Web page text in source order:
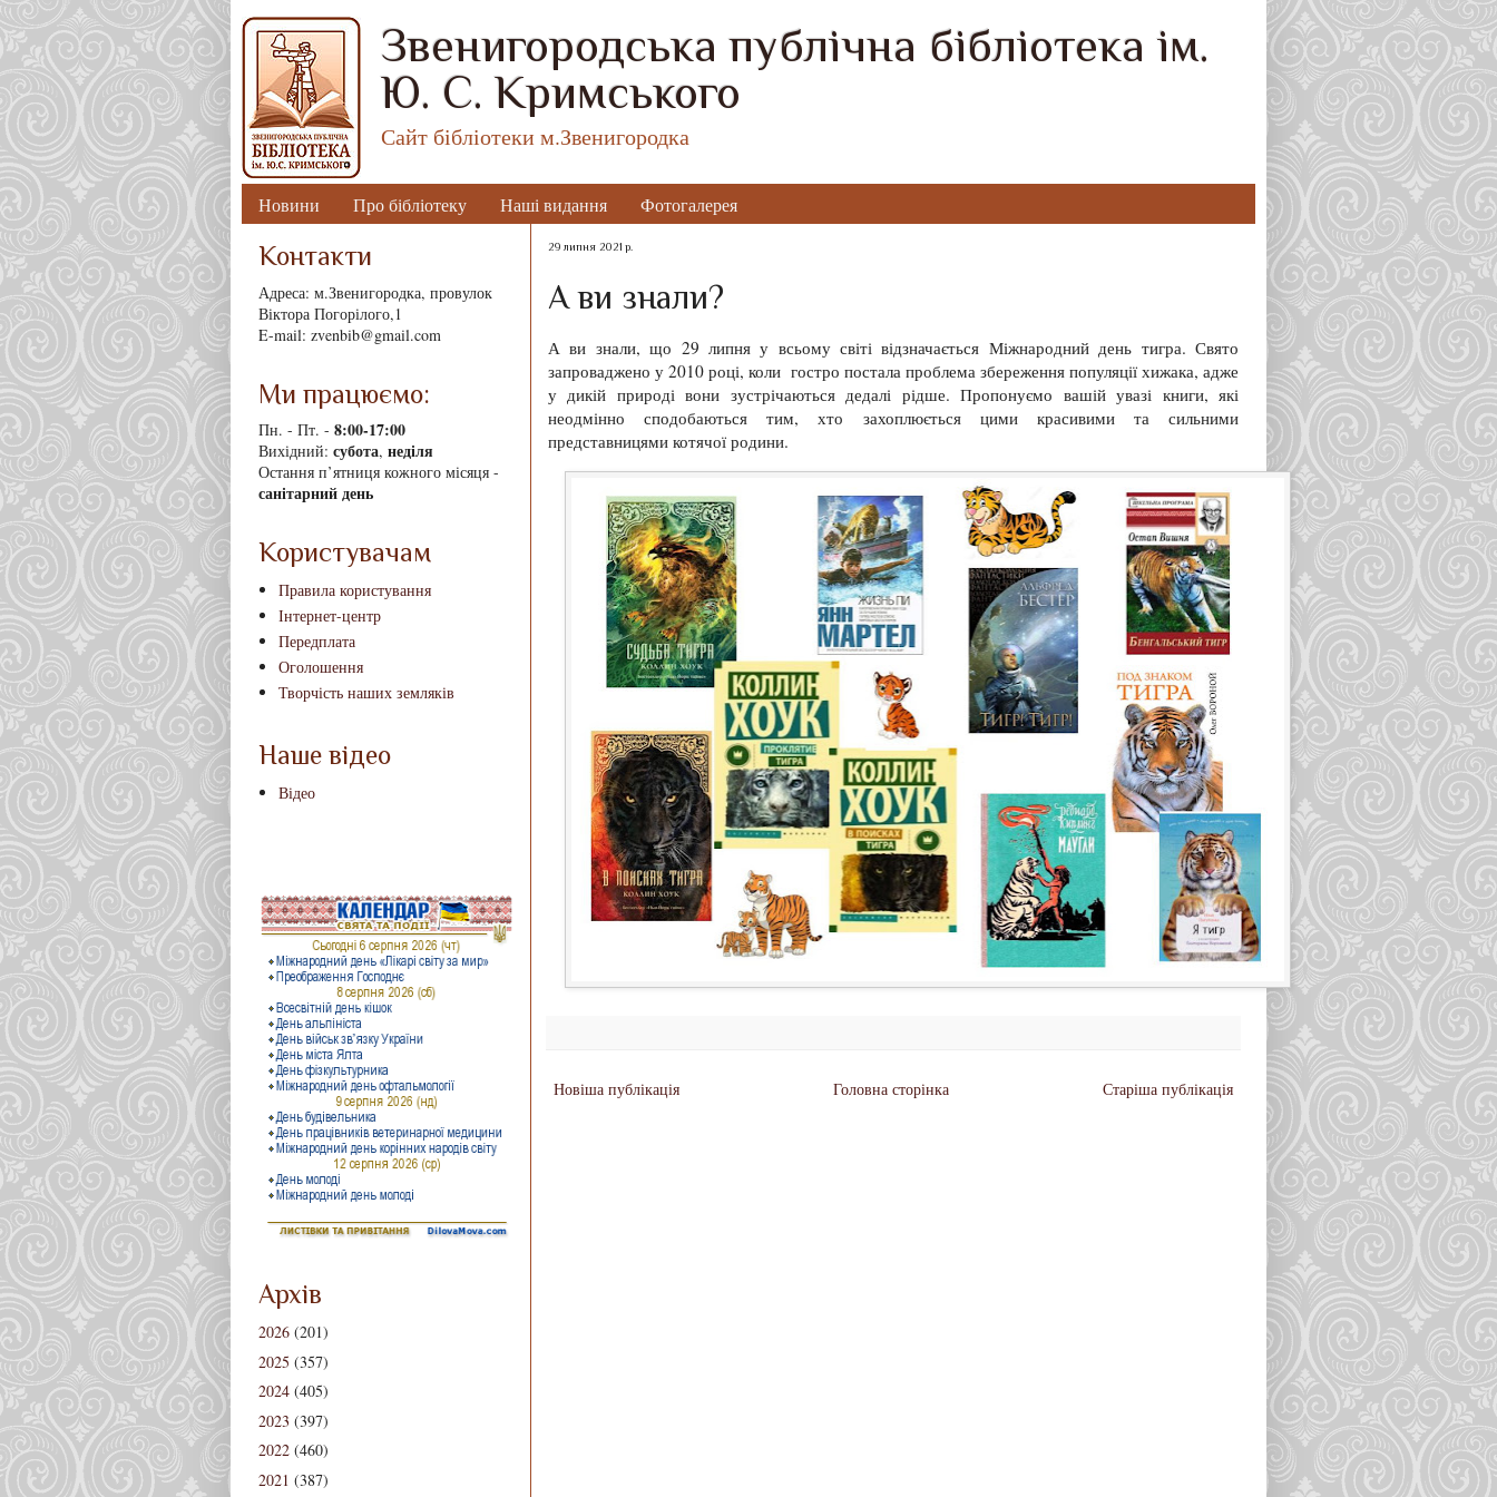
Звенигородська публічна бібліотека ім.
Ю. С. Кримського
Сайт бібліотеки м.Звенигородка
Новини Про бібліотеку Наші видання Фотогалерея
29 липня 2021 р.
А ви знали?
А ви знали, що 29 липня у всьому світі відзначається Міжнародний день тигра. Свято
запроваджено у 2010 році, коли гостро постала проблема збереження популяції хижака, адже
у дикій природі вони зустрічаються дедалі рідше. Пропонуємо вашій увазі книги, які
неодмінно сподобаються тим, хто захоплюється цими красивими та сильними
представницями котячої родини.
Новіша публікація Старіша публікація
Головна сторінка
Контакти
Адреса: м.Звенигородка, провулок
Віктора Погорілого,1
E-mail: zvenbib@gmail.com
Ми працюємо:
Пн. - Пт. - 8:00-17:00
Вихідний: субота, неділя
Остання п’ятниця кожного місяця -
санітарний день
Користувачам
Правила користування
Інтернет-центр
Передплата
Оголошення
Творчість наших земляків
Наше відео
Відео
Архів
2026 (201)
2025 (357)
2024 (405)
2023 (397)
2022 (460)
2021 (387)